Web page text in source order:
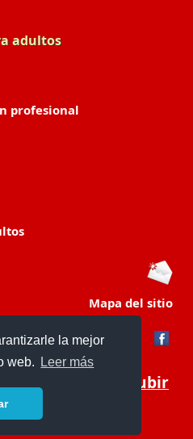
la mejor
web.
Leer más
adultos
profesional
Mapa del sitio
Subir